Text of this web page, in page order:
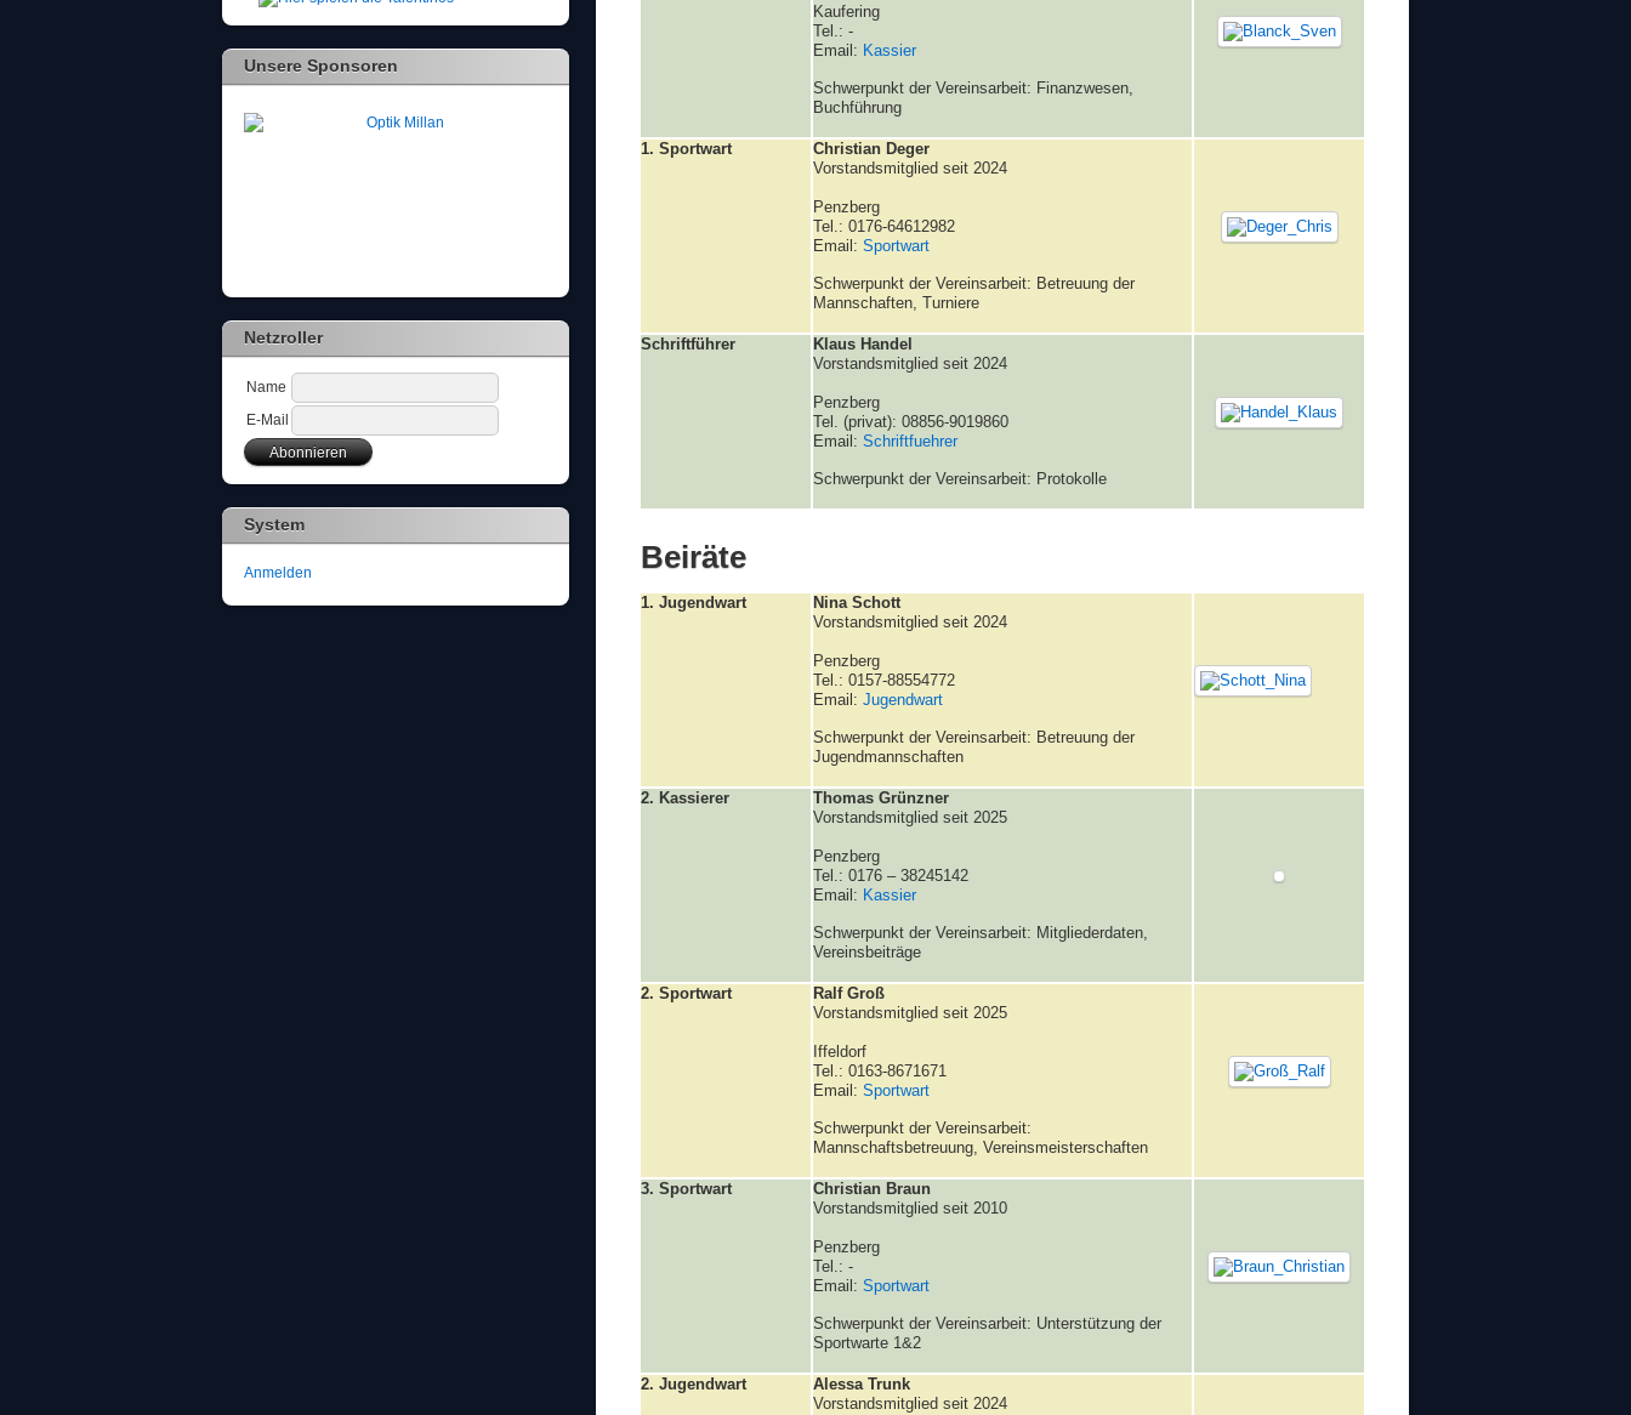
Kaufering
Tel.: -
Email: Kassier
Schwerpunkt der Vereinsarbeit: Finanzwesen,
Buchführung
1. Sportwart
Christian Deger
Vorstandsmitglied seit 2024
Penzberg
Tel.: 0176-64612982
Email: Sportwart
Schwerpunkt der Vereinsarbeit: Betreuung der
Mannschaften, Turniere
Schriftführer
Klaus Handel
Vorstandsmitglied seit 2024
Penzberg
Tel. (privat): 08856-9019860
Email: Schriftfuehrer
Schwerpunkt der Vereinsarbeit: Protokolle
Beiräte
1. Jugendwart
Nina Schott
Vorstandsmitglied seit 2024
Penzberg
Tel.: 0157-88554772
Email: Jugendwart
Schwerpunkt der Vereinsarbeit: Betreuung der
Jugendmannschaften
2. Kassierer
Thomas Grünzner
Vorstandsmitglied seit 2025
Penzberg
Tel.: 0176 – 38245142
Email: Kassier
Schwerpunkt der Vereinsarbeit: Mitgliederdaten,
Vereinsbeiträge
2. Sportwart
Ralf Groß
Vorstandsmitglied seit 2025
Iffeldorf
Tel.: 0163-8671671
Email: Sportwart
Schwerpunkt der Vereinsarbeit:
Mannschaftsbetreuung, Vereinsmeisterschaften
3. Sportwart
Christian Braun
Vorstandsmitglied seit 2010
Penzberg
Tel.: -
Email: Sportwart
Schwerpunkt der Vereinsarbeit: Unterstützung der
Sportwarte 1&2
2. Jugendwart
Alessa Trunk
Vorstandsmitglied seit 2024
Unsere Sponsoren
Netzroller
Name
E-Mail
System
Anmelden